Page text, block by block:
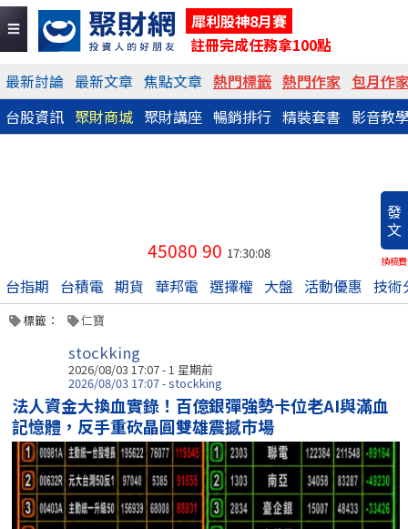
犀利股神8月賽
註冊完成任務拿100點
最新討論 最新文章 焦點文章 熱門標籤 熱門作家 包月作
台股資訊 聚財商城 聚財講座 暢銷排行 精裝套書 影音教
發
文
換稿費
45080 90 17:30:08
台指期 台積電 期貨 華邦電 選擇權 大盤 活動優惠 技術
標籤： 仁寶
stockking
2026/08/03 17:07 - 1 星期前
2026/08/03 17:07 - stockking
法人資金大換血實錄！百億銀彈強勢卡位老AI與滿血
記憶體，反手重砍晶圓雙雄震撼市場